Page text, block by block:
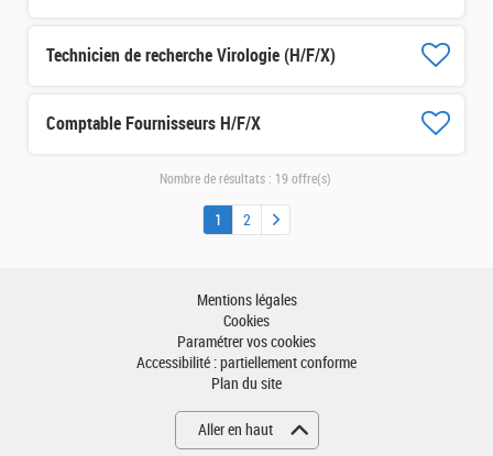
Technicien de recherche Virologie (H/F/X)
Comptable Fournisseurs H/F/X
Nombre de résultats : 19 offre(s)
1 2
Mentions légales
Cookies
Paramétrer vos cookies
Accessibilité : partiellement conforme
Plan du site
Aller en haut